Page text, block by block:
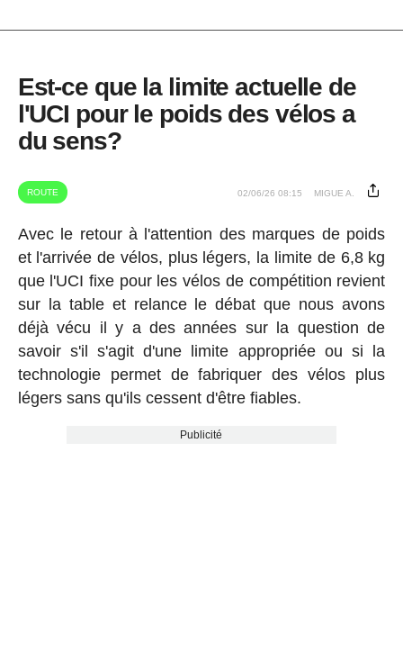
Est-ce que la limite actuelle de
l'UCI pour le poids des vélos a
du sens?
ROUTE 02/06/26 08:15 MIGUE A.
Avec le retour à l'attention des marques de poids
et l'arrivée de vélos, plus légers, la limite de 6,8 kg
que l'UCI fixe pour les vélos de compétition revient
sur la table et relance le débat que nous avons
déjà vécu il y a des années sur la question de
savoir s'il s'agit d'une limite appropriée ou si la
technologie permet de fabriquer des vélos plus
légers sans qu'ils cessent d'être fiables.
Publicité